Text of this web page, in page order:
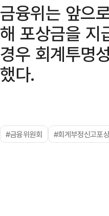
금융위는 앞으
해 포상금을 지
경우 회계투명
했다.
#금융위원회 #회계부정신고포